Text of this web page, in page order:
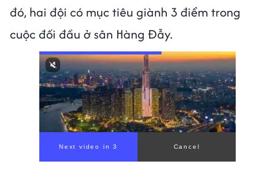
đó, hai đội có mục tiêu giành 3 điểm trong
cuộc đối đầu ở sân Hàng Đẫy.
Next video in 1 Cancel